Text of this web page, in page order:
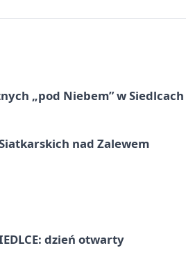
„pod Niebem” w Siedlcach
nad Zalewem
dzień otwarty